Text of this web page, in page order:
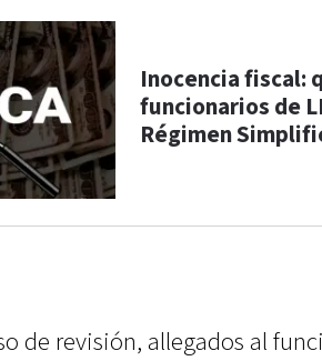
Inocencia fiscal:
funcionarios de
Régimen
de revisión, allegados al